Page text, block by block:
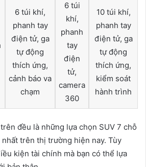
6 túi khí,
phanh tay
điện tử, ga
tự động
thích ứng,
cảnh báo va
chạm
6 túi
khí,
phanh
tay
điện
tử,
camera
360
10 túi khí,
phanh tay
điện tử, ga
tự động
thích ứng,
kiểm soát
hành trình
đều là những lựa chọn SUV 7 chỗ
nhất trên thị trường hiện nay. Tùy
kiện tài chính mà bạn có thể lựa